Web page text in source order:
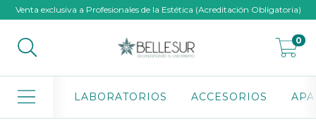
Venta exclusiva a Profesionales de la Estética (Acreditación Obligatoria)
0
LABORATORIOS ACCESORIOS